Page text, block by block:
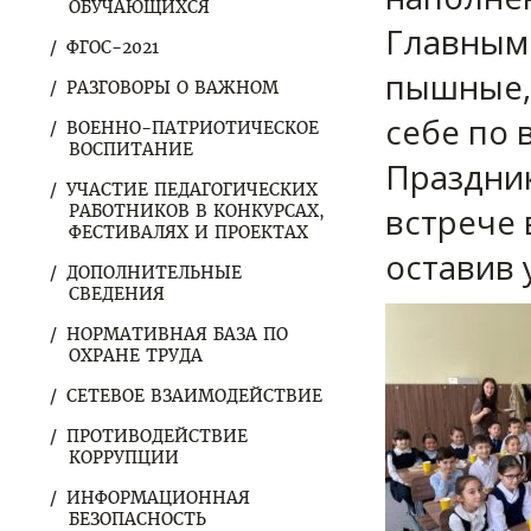
ОБУЧАЮЩИХСЯ
ФГОС-2021
РАЗГОВОРЫ О ВАЖНОМ
ВОЕННО-ПАТРИОТИЧЕСКОЕ
ВОСПИТАНИЕ
УЧАСТИЕ ПЕДАГОГИЧЕСКИХ
РАБОТНИКОВ В КОНКУРСАХ,
ФЕСТИВАЛЯХ И ПРОЕКТАХ
ДОПОЛНИТЕЛЬНЫЕ
СВЕДЕНИЯ
НОРМАТИВНАЯ БАЗА ПО
ОХРАНЕ ТРУДА
СЕТЕВОЕ ВЗАИМОДЕЙСТВИЕ
ПРОТИВОДЕЙСТВИЕ
КОРРУПЦИИ
ИНФОРМАЦИОННАЯ
БЕЗОПАСНОСТЬ
пышные,
себе по